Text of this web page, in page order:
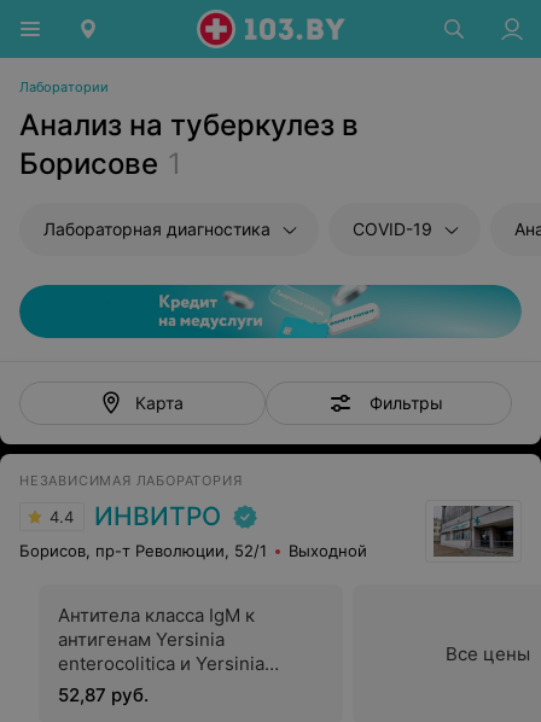
Лаборатории
Анализ на туберкулез в
Борисове 1
Лабораторная диагностика COVID-19
Карта Фильтры
НЕЗАВИСИМАЯ ЛАБОРАТОРИЯ
4.4 ИНВИТРО
Борисов, пр-т Революции, 52/1 Выходной
Антитела класса IgM к
антигенам Yersinia
еnterocolitica и Yersinia
pseudotuberculosis
52,87 руб.
Все цены